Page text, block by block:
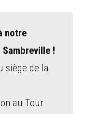
notre
!
siège de la
au Tour